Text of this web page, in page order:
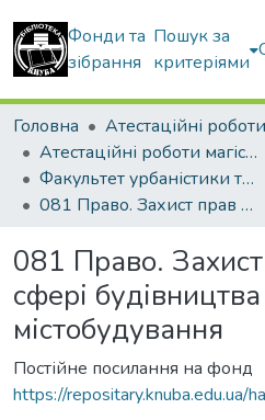
Фонди та
зібрання
Пошук за
критеріями
Головна
Атестаційні роботи магістрів
Факультет урбаністики та просторового планування
081 Право. Захист прав людини у сфері будівництва та містобудування
081 Право.
сфері
містобудування
Постійне посилання на фонд
https://